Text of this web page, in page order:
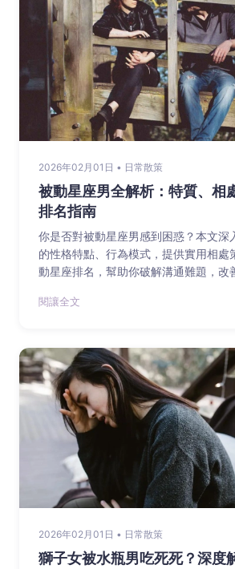
2026年02月01日 • 日常散策
被動星座男全解析：特質、相
排名指南
你是否對被動星座男感到困惑？本文深
的性格特點、行為模式，提供實用相處
動星座排名，幫助你破解溝通難題，改
閱讓全文
2026年02月01日 • 日常散策
獅子女被水瓶男吃死死？深度